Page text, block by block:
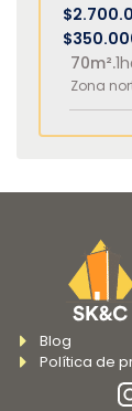
70m².
Zona
Blog
Política de